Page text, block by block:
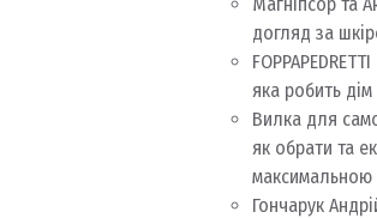
догляд за
яка робить
Вилка для
як обрати та
максимальною
Гончарук